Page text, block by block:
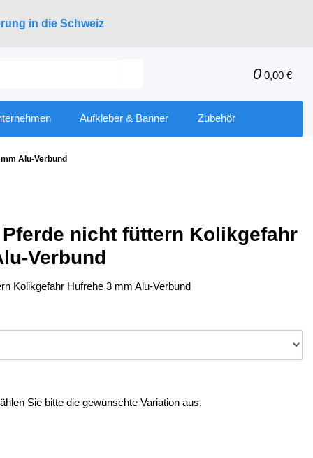
in die Schweiz
0 0,00 €
Aufkleber & Banner Zubehör
Alu-Verbund
nicht füttern Kolikgefahr
Verbund
Kolikgefahr Hufrehe 3 mm Alu-Verbund
Sie bitte die gewünschte Variation aus.